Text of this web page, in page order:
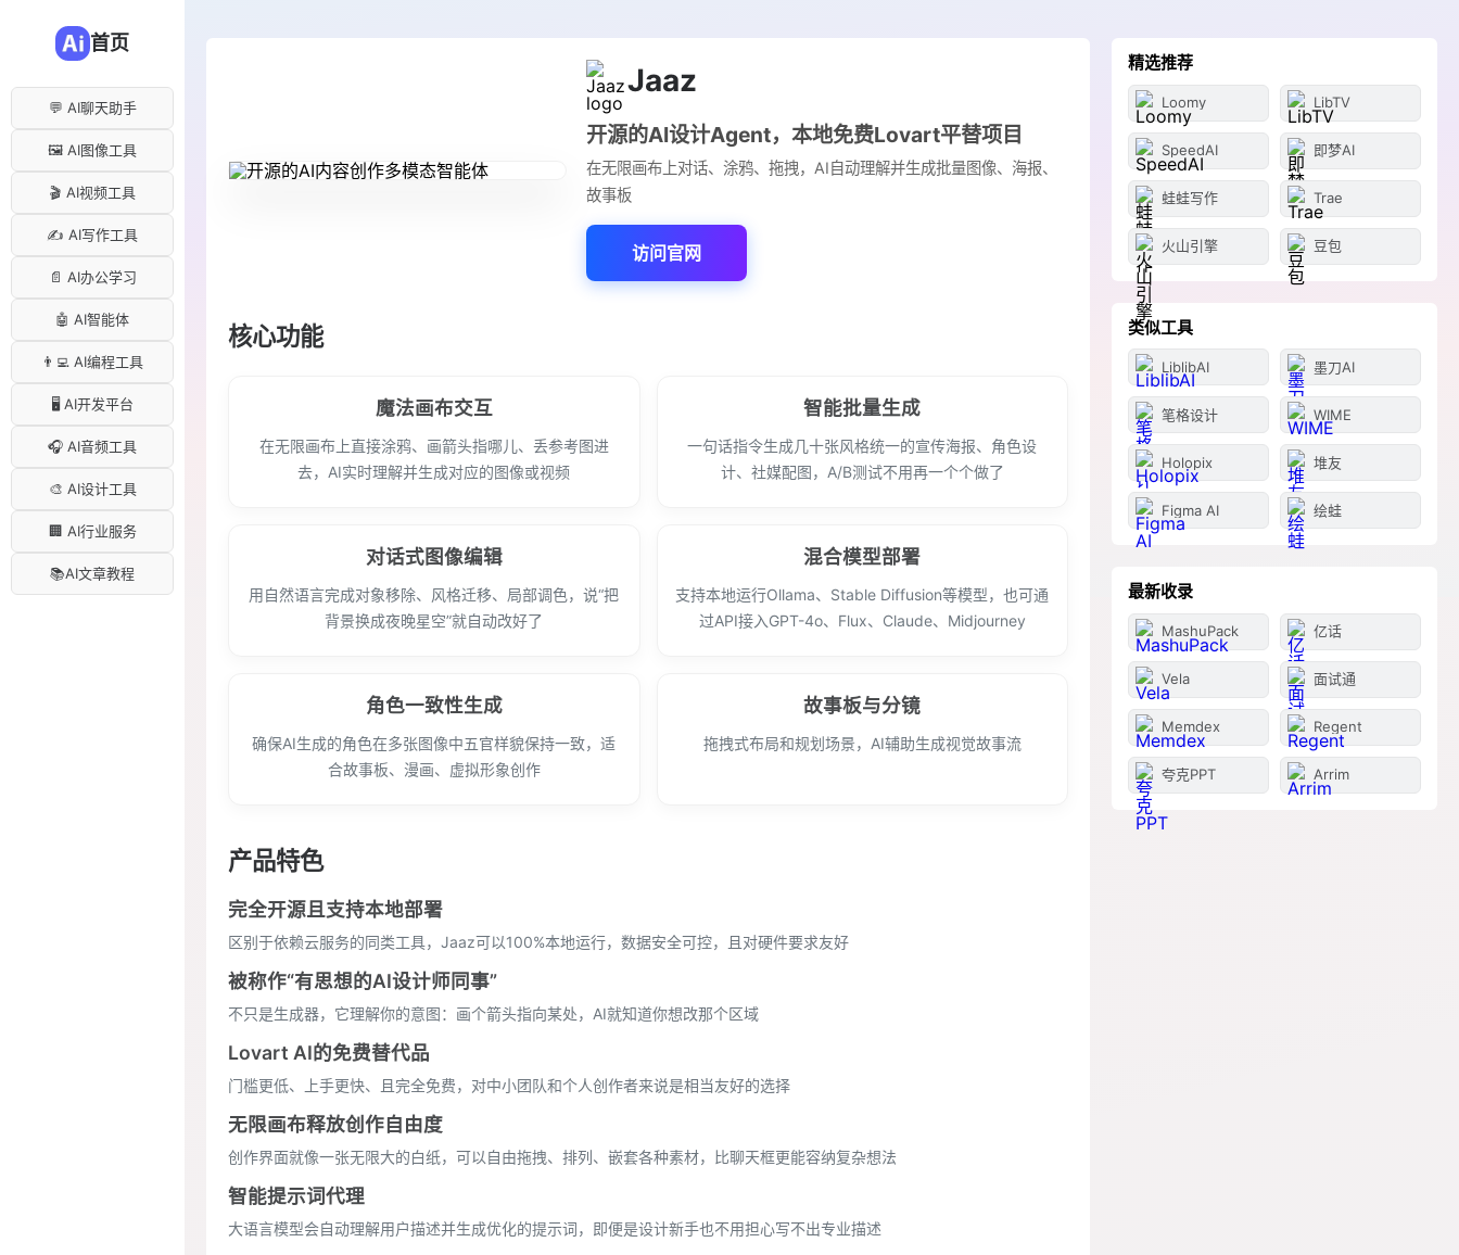
首页
💬 AI聊天助手
🖼️ AI图像工具
🎬 AI视频工具
✍️ AI写作工具
📄 AI办公学习
🤖 AI智能体
👨‍💻 AI编程工具
🖥️ AI开发平台
🎧 AI音频工具
🎨 AI设计工具
🏢 AI行业服务
📚AI文章教程
Jaaz
开源的AI设计Agent，本地免费Lovart平替项目
在无限画布上对话、涂鸦、拖拽，AI自动理解并生成批量图像、海报、
故事板
访问官网
核心功能
魔法画布交互
在无限画布上直接涂鸦、画箭头指哪儿、丢参考图进
去，AI实时理解并生成对应的图像或视频
智能批量生成
一句话指令生成几十张风格统一的宣传海报、角色设
计、社媒配图，A/B测试不用再一个个做了
对话式图像编辑
用自然语言完成对象移除、风格迁移、局部调色，说“把
背景换成夜晚星空”就自动改好了
混合模型部署
支持本地运行Ollama、Stable Diffusion等模型，也可通
过API接入GPT-4o、Flux、Claude、Midjourney
角色一致性生成
确保AI生成的角色在多张图像中五官样貌保持一致，适
合故事板、漫画、虚拟形象创作
故事板与分镜
拖拽式布局和规划场景，AI辅助生成视觉故事流
产品特色
完全开源且支持本地部署
区别于依赖云服务的同类工具，Jaaz可以100%本地运行，数据安全可控，且对硬件要求友好
被称作“有思想的AI设计师同事”
不只是生成器，它理解你的意图：画个箭头指向某处，AI就知道你想改那个区域
Lovart AI的免费替代品
门槛更低、上手更快、且完全免费，对中小团队和个人创作者来说是相当友好的选择
无限画布释放创作自由度
创作界面就像一张无限大的白纸，可以自由拖拽、排列、嵌套各种素材，比聊天框更能容纳复杂想法
智能提示词代理
大语言模型会自动理解用户描述并生成优化的提示词，即便是设计新手也不用担心写不出专业描述
精选推荐
Loomy LibTV
SpeedAI 即梦AI
蛙蛙写作 Trae
火山引擎 豆包
类似工具
LiblibAI 墨刀AI
笔格设计 WIME
Holopix 堆友
Figma AI 绘蛙
最新收录
MashuPack 亿话
Vela 面试通
Memdex Regent
夸克PPT Arrim